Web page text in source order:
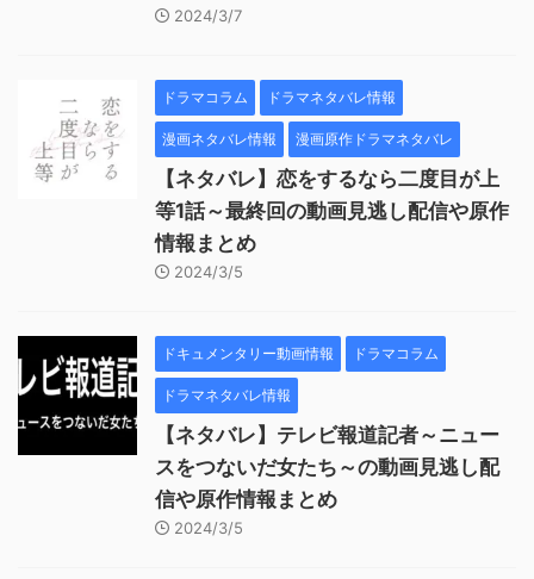
2024/3/7
ドラマコラム ドラマネタバレ情報
漫画ネタバレ情報 漫画原作ドラマネタバレ
【ネタバレ】恋をするなら二度目が上
等1話～最終回の動画見逃し配信や原作
情報まとめ
2024/3/5
ドキュメンタリー動画情報 ドラマコラム
ドラマネタバレ情報
【ネタバレ】テレビ報道記者～ニュー
スをつないだ女たち～の動画見逃し配
信や原作情報まとめ
2024/3/5